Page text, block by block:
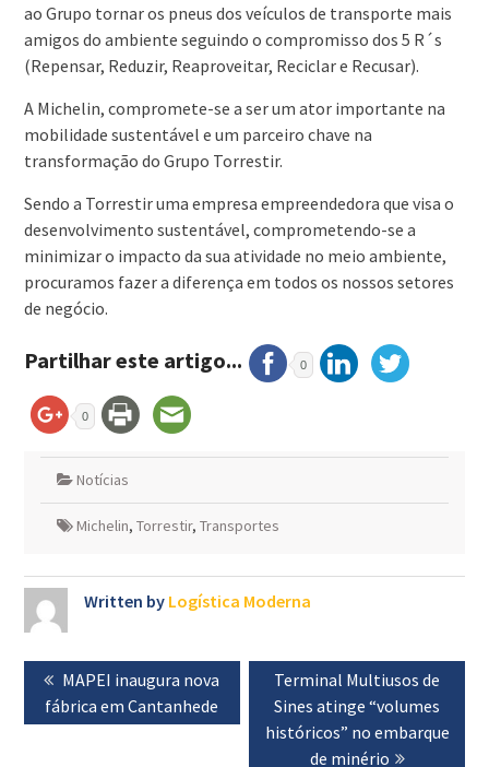
ao Grupo tornar os pneus dos veículos de transporte mais
amigos do ambiente seguindo o compromisso dos 5 R´s
(Repensar, Reduzir, Reaproveitar, Reciclar e Recusar).
A Michelin, compromete-se a ser um ator importante na
mobilidade sustentável e um parceiro chave na
transformação do Grupo Torrestir.
Sendo a Torrestir uma empresa empreendedora que visa o
desenvolvimento sustentável, comprometendo-se a
minimizar o impacto da sua atividade no meio ambiente,
procuramos fazer a diferença em todos os nossos setores
de negócio.
Partilhar este artigo... 0
0
Notícias
Michelin, Torrestir, Transportes
Written by Logística Moderna
Navegação
de
artigos
Previous
post:
MAPEI inaugura nova
fábrica em Cantanhede
Next
post:
Terminal Multiusos de
Sines atinge “volumes
históricos” no embarque
de minério